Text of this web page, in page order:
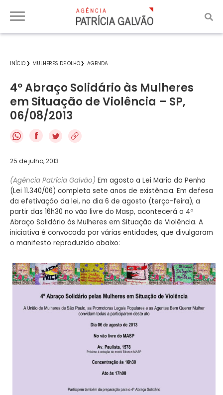
INÍCIO MULHERES DE OLHO AGENDA
4º Abraço Solidário às Mulheres
em Situação de Violência – SP,
06/08/2013
f
25 de julho, 2013
(Agência Patrícia Galvão) Em agosto a Lei Maria da Penha
(Lei 11.340/06) completa sete anos de existência. Em defesa
da efetivação da lei, no dia 6 de agosto (terça-feira), a
partir das 16h30 no vão livre do Masp, acontecerá o 4º
Abraço Solidário às Mulheres em Situação de Violência. A
iniciativa é convocada por várias entidades, que divulgaram
o manifesto reproduzido abaixo: